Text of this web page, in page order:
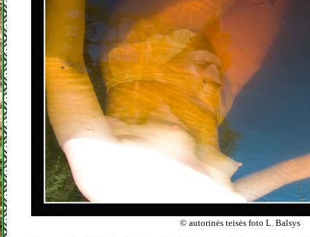
© autorinės teisės foto L. Balsys